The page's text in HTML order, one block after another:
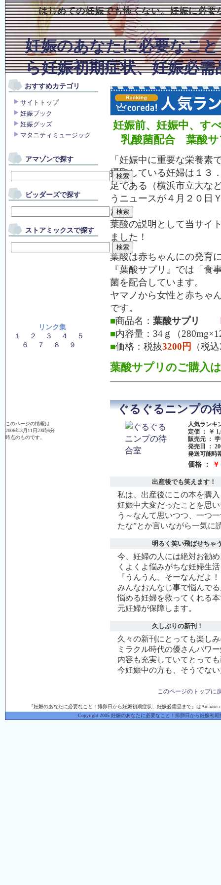
はじめての妊娠でも怖くない。妊娠に必
妊娠のあなたに必要なこ
ら妊娠初期症状、妊娠必需
妊娠前、妊娠中、す
乳酸菌配合 葉酸サ
「妊娠中に重要な栄養素
摂取している妊婦は１３
足である（横浜市立大な
うニュースが４月２０日
た。
葉酸の説明として当サイ
ました！
葉酸は赤ちゃんにの発育
『葉酸サプリ』では「食
菌を配合しています。
ヤマノから女性と赤ちゃ
です。
■商品名： 葉酸サプリ
■内容量：34ｇ（
■価格：税抜3200円 （税
葉酸サプリのご購入
ぐるぐるニンプの
人気ランキ
定価 ： ￥
販売元 ：
発売日 ：
発送可能時
価格 ：
出産後でも笑えます！
私は、出産後にこの本を購
妊娠中大変だったことを思
う～なんて思いつつ、一つ
たな”とか言いながら一気に
明るく笑い飛ばせちゃ
今、妊婦の人には絶対お勧
くよくよ悩みがちな妊婦生
『うんうん。そーなんだよ
みんなおんなじ事で悩んで
悩める妊婦を救ってくれる
元妊婦が保障します。
久しぶりの新刊！
久々の新刊にとっても楽し
ミラクル時代の優さんパワ
内容も充実していてとって
今妊娠中の方も、そうでな
おすすめカテゴリ
サイトトップ
妊娠ブック
妊娠グッズ
マタニティミュージック
アマゾンで探す
ビッダーズで探す
ストアミックスで探す
リンク集
１
２ ３ ４
５
６
７ ８ ９
このページの情報は
2006年3月11日23時6分
時点のものです。
このページのトップに
『妊娠のあなたに必要なこと！排卵日から妊娠初期症状、妊娠必需品まで』は
Copyright 2005 妊娠のあなたに必要なこと！排卵日から妊娠初